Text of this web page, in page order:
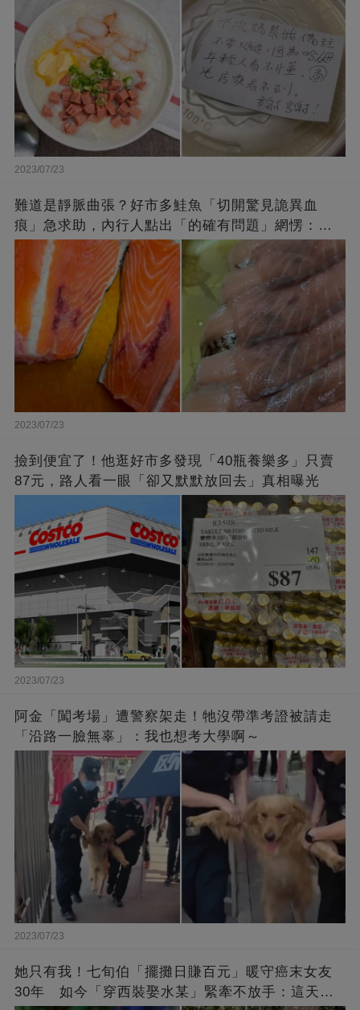
2023/07/23
難道是靜脈曲張？好市多鮭魚「切開驚見詭異血
痕」急求助，內行人點出「的確有問題」網愣：不
退貨照吃
2023/07/23
撿到便宜了！他逛好市多發現「40瓶養樂多」只賣
87元，路人看一眼「卻又默默放回去」真相曝光
2023/07/23
阿金「闖考場」遭警察架走！牠沒帶準考證被請走
「沿路一臉無辜」：我也想考大學啊～
2023/07/23
她只有我！七旬伯「擺攤日賺百元」暖守癌末女友
30年 如今「穿西裝娶水某」緊牽不放手：這天等